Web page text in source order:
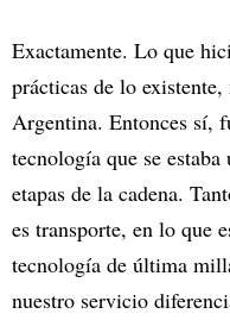
Exactamente. Lo que
prácticas de lo
Argentina. Entonces sí,
tecnología que se
etapas de la cadena.
es transporte, en lo que
tecnología de última
nuestro servicio